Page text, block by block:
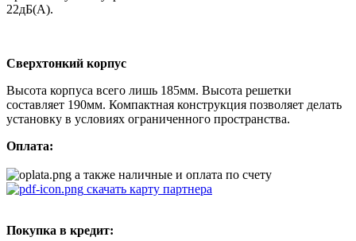
22дБ(А).
Сверхтонкий корпус
Высота корпуса всего лишь 185мм. Высота решетки
составляет 190мм. Компактная конструкция позволяет делать
установку в условиях ограниченного пространства.
Оплата:
а также наличные и оплата по счету
скачать карту партнера
Покупка в кредит: